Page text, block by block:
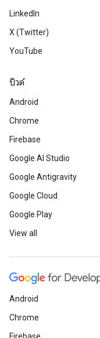
LinkedIn
X (Twitter)
YouTube
บิวด์
Android
Chrome
Firebase
Google AI Studio
Google Antigravity
Google Cloud
Google Play
View all
Android
Chrome